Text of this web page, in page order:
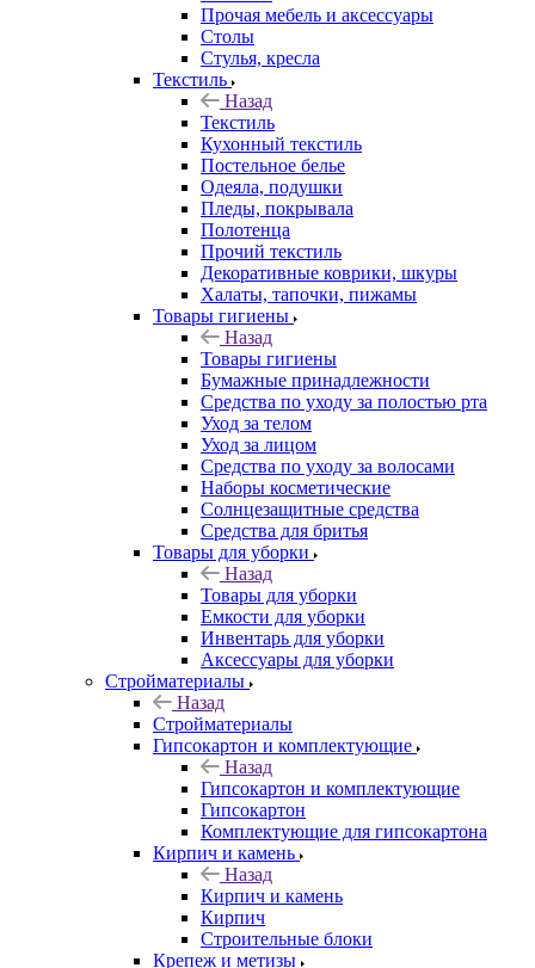
Прочая мебель и аксессуары
Столы
Стулья, кресла
Текстиль
Назад
Текстиль
Кухонный текстиль
Постельное белье
Одеяла, подушки
Пледы, покрывала
Полотенца
Прочий текстиль
Декоративные коврики, шкуры
Халаты, тапочки, пижамы
Товары гигиены
Назад
Товары гигиены
Бумажные принадлежности
Средства по уходу за полостью рта
Уход за телом
Уход за лицом
Средства по уходу за волосами
Наборы косметические
Солнцезащитные средства
Средства для бритья
Товары для уборки
Назад
Товары для уборки
Емкости для уборки
Инвентарь для уборки
Аксессуары для уборки
Стройматериалы
Назад
Стройматериалы
Гипсокартон и комплектующие
Назад
Гипсокартон и комплектующие
Гипсокартон
Комплектующие для гипсокартона
Кирпич и камень
Назад
Кирпич и камень
Кирпич
Строительные блоки
Крепеж и метизы